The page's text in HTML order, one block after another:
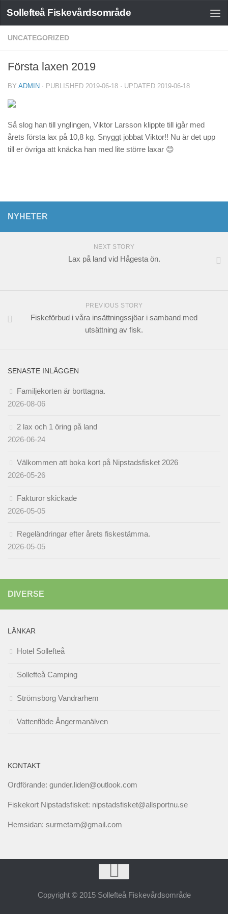
Sollefteå Fiskevårdsområde
UNCATEGORIZED
Första laxen 2019
BY ADMIN · PUBLISHED 2019-06-18 · UPDATED 2019-06-18
Så slog han till ynglingen, Viktor Larsson klippte till igår med
årets första lax på 10,8 kg. Snyggt jobbat Viktor!! Nu är det upp
till er övriga att knäcka han med lite större laxar 😊
NYHETER
NEXT STORY
Lax på land vid Hågesta ön.
PREVIOUS STORY
Fiskeförbud i våra insättningssjöar i samband med
utsättning av fisk.
SENASTE INLÄGGEN
Familjekorten är borttagna.
2026-08-06
2 lax och 1 öring på land
2026-06-24
Välkommen att boka kort på Nipstadsfisket 2026
2026-05-26
Fakturor skickade
2026-05-05
Regeländringar efter årets fiskestämma.
2026-05-05
DIVERSE
LÄNKAR
Hotel Sollefteå
Sollefteå Camping
Strömsborg Vandrarhem
Vattenflöde Ångermanälven
KONTAKT
Ordförande: gunder.liden@outlook.com
Fiskekort Nipstadsfisket: nipstadsfisket@allsportnu.se
Hemsidan: surmetarn@gmail.com
Copyright © 2015 Sollefteå Fiskevårdsområde